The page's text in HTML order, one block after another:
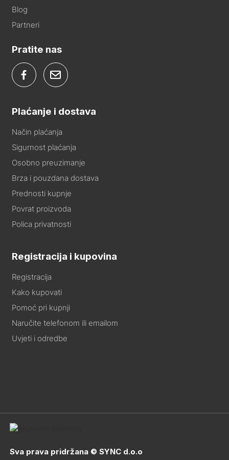
Blog
Partneri
Pratite nas
Plaćanje i dostava
Način plaćanja
Sigurnost plaćanja
Osobno preuzimanje
Brza i pouzdana dostava
Prednosti kupnje
Povrat proizvoda
Polica privatnosti
Registracija i kupovina
Registracija
Kako kupovati
Pomoć pri kupnji
Naručite telefonom ili emailom
Uvjeti i odredbe
Sva prava pridržana © SYNC d.o.o